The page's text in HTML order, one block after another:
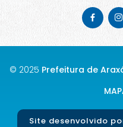
© 2025 Prefeitura de
Site desenvolvido